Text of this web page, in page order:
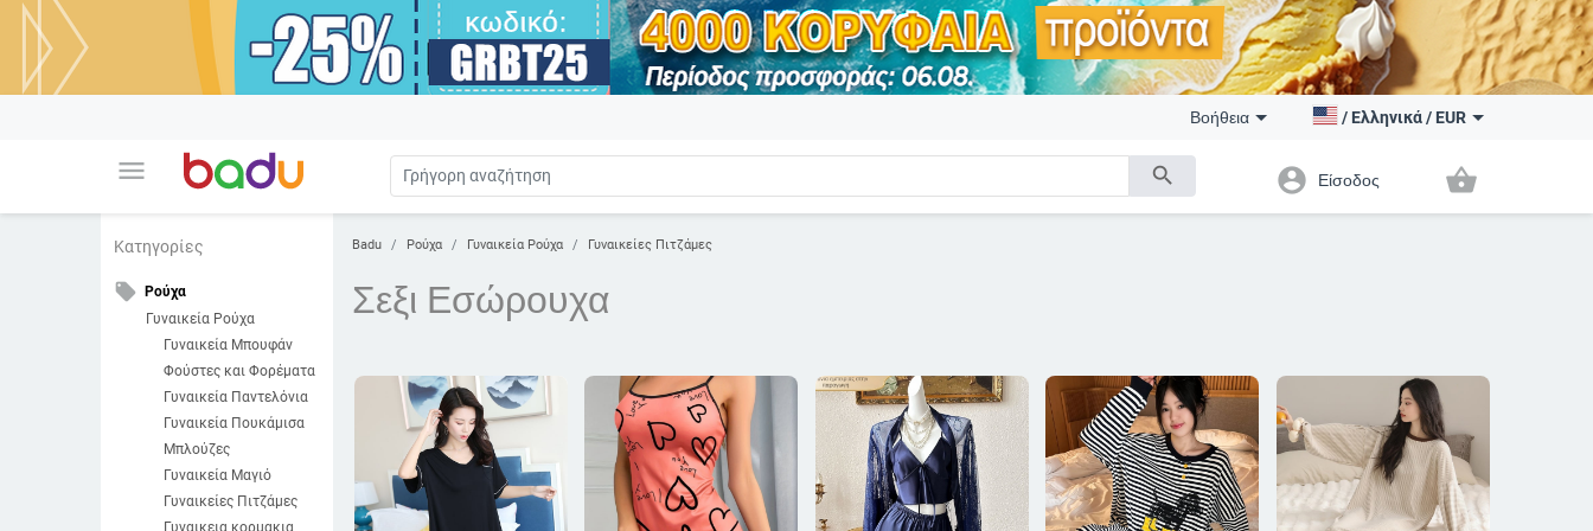
menu search
Βοήθεια / Ελληνικά/ EUR
account_circle Είσοδος shopping_basket
Κατηγορίες
local_offer
Ρούχα
Γυναικεία Ρούχα
Γυναικεία Μπουφάν
Φούστες και Φορέματα
Γυναικεία Παντελόνια
Γυναικεία Πουκάμισα
Μπλούζες
Γυναικεία Μαγιό
Γυναικείες Πιτζάμες
Γυναικεια κορμακια
Badu Ρούχα Γυναικεία Ρούχα Γυναικείες Πιτζάμες
Σεξι Εσώρουχα